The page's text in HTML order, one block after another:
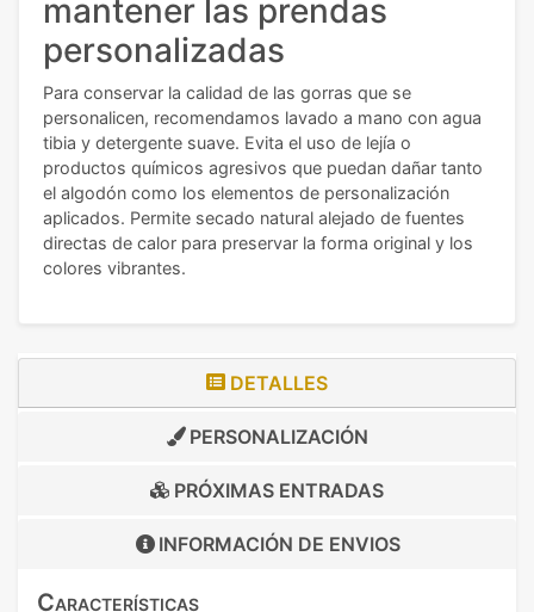
mantener las prendas
personalizadas
Para conservar la calidad de las gorras que se
personalicen, recomendamos lavado a mano con agua
tibia y detergente suave. Evita el uso de lejía o
productos químicos agresivos que puedan dañar tanto
el algodón como los elementos de personalización
aplicados. Permite secado natural alejado de fuentes
directas de calor para preservar la forma original y los
colores vibrantes.
DETALLES
PERSONALIZACIÓN
PRÓXIMAS ENTRADAS
INFORMACIÓN DE ENVIOS
Características